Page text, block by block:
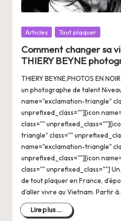
Posté
Articles Tout plaquer
Comment changer sa
THIERY BEYNE
THIERY BEYNE,PHOTOS EN
un photographe de talent
name="exclamation-triangle"
unprefixed_class=""][icon
class=""
triangle" class=""
name="exclamation-triangle"
unprefixed_class=""][icon
class="" unprefixed_class=""]
de tout plaquer en France,
d'aller vivre au Vietnam. Partir
Lire plus...